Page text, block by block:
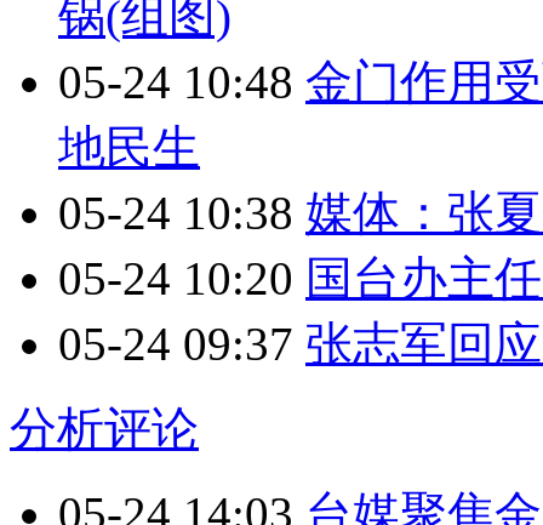
锅(组图)
05-24 10:48 金门作用
地民生
05-24 10:38 媒体：张
05-24 10:20 国台办主
05-24 09:37 张志军回
分析评论
05-24 14:03 台媒聚焦